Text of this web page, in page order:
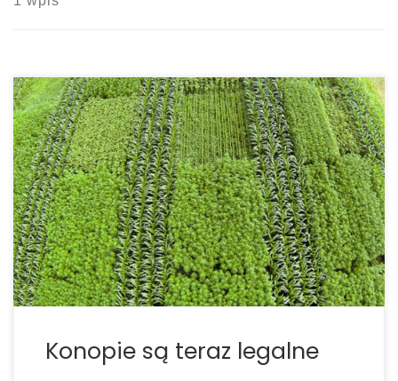
Konopie są teraz legalne, co to oznacza dla
przyszłości cannabis? Niedawno prezydent Trump
podpisał ustawę rolniczą, która legalizuje uprawę
konopi. Jak wpłynie to na branżę? Prezydent Trump
podpisał ustawę rolną i jednym z jej kluczowym
przepisów jest to, że legalizuje […]
Konopie są teraz legalne